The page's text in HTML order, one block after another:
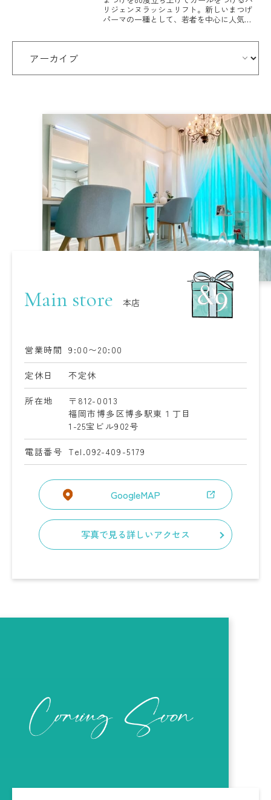
リジェンヌラッシュリフト。新しいまつげ
パーマの一種として、若者を中心に人気が
やかで若々しく見えるということから人気
Main store 本店
営業時間 9:00〜20:00
定休日 不定休
所在地
〒812-0013
福岡市博多区博多駅東１丁目
1-25宝ビル902号
電話番号 Tel.092-409-5179
GoogleMAP
写真で見る詳しいアクセス